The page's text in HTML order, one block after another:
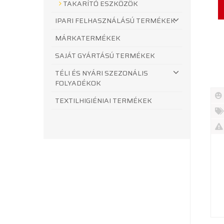
TAKARÍTÓ ESZKÖZÖK
IPARI FELHASZNÁLÁSÚ TERMÉKEK
MÁRKATERMÉKEK
SAJÁT GYÁRTÁSÚ TERMÉKEK
TÉLI ÉS NYÁRI SZEZONÁLIS
FOLYADÉKOK
TEXTILHIGIÉNIAI TERMÉKEK
Új
%